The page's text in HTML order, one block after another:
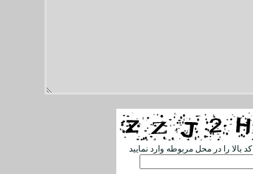
کد بالا را در محل مربوطه وارد نمایید